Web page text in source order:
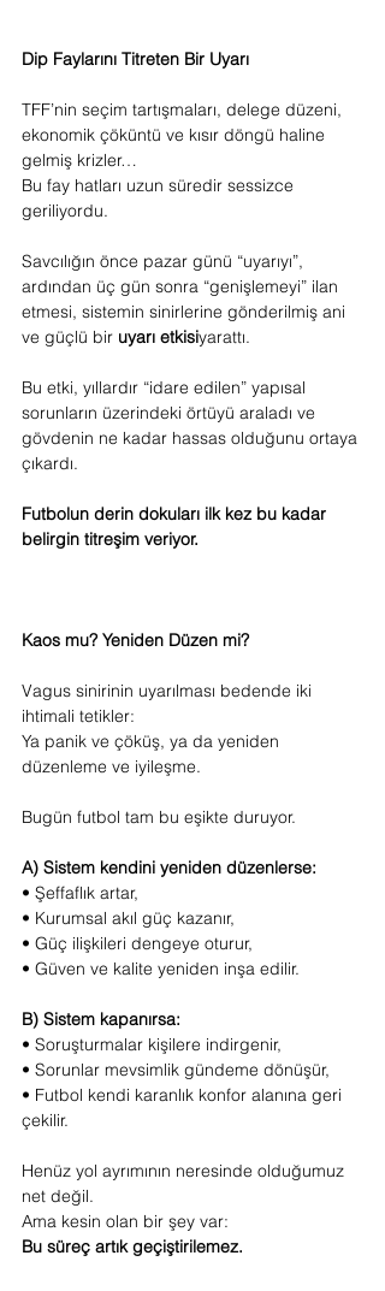
Dip Faylarını Titreten Bir Uyarı
TFF’nin seçim tartışmaları, delege düzeni,
ekonomik çöküntü ve kısır döngü haline
gelmiş krizler…
Bu fay hatları uzun süredir sessizce
geriliyordu.
Savcılığın önce pazar günü “uyarıyı”,
ardından üç gün sonra “genişlemeyi” ilan
etmesi, sistemin sinirlerine gönderilmiş ani
ve güçlü bir uyarı etkisiyarattı.
Bu etki, yıllardır “idare edilen” yapısal
sorunların üzerindeki örtüyü araladı ve
gövdenin ne kadar hassas olduğunu ortaya
çıkardı.
Futbolun derin dokuları ilk kez bu kadar
belirgin titreşim veriyor.
Kaos mu? Yeniden Düzen mi?
Vagus sinirinin uyarılması bedende iki
ihtimali tetikler:
Ya panik ve çöküş, ya da yeniden
düzenleme ve iyileşme.
Bugün futbol tam bu eşikte duruyor.
A) Sistem kendini yeniden düzenlerse:
• Şeffaflık artar,
• Kurumsal akıl güç kazanır,
• Güç ilişkileri dengeye oturur,
• Güven ve kalite yeniden inşa edilir.
B) Sistem kapanırsa:
• Soruşturmalar kişilere indirgenir,
• Sorunlar mevsimlik gündeme dönüşür,
• Futbol kendi karanlık konfor alanına geri
çekilir.
Henüz yol ayrımının neresinde olduğumuz
net değil.
Ama kesin olan bir şey var:
Bu süreç artık geçiştirilemez.